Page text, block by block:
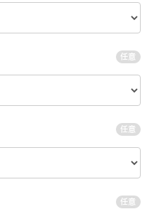
任意
任意
任意